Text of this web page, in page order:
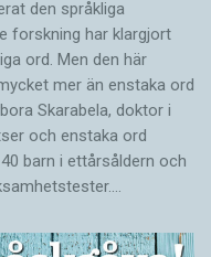
den språkliga
forskning har klargjort
ord. Men den här
mer än enstaka ord
Skarabela, doktor i
och enstaka ord
barn i ettårsåldern och